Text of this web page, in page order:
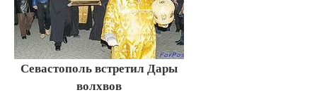
Севастополь встретил Дары
волхвов